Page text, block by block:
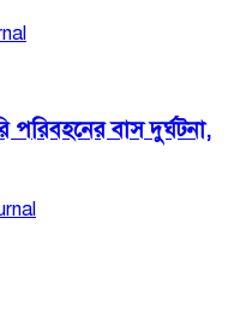
পরিবহনের বাস দুর্ঘটনা,